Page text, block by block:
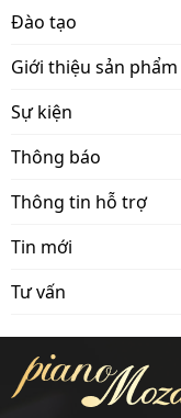
Đào tạo
Giới thiệu sản phẩm
Sự kiện
Thông báo
Thông tin hỗ trợ
Tin mới
Tư vấn